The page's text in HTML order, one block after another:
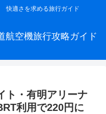
快適さを求める旅行ガイド
空機旅行攻略ガイド
ト・有明アリーナ
利用で220円に